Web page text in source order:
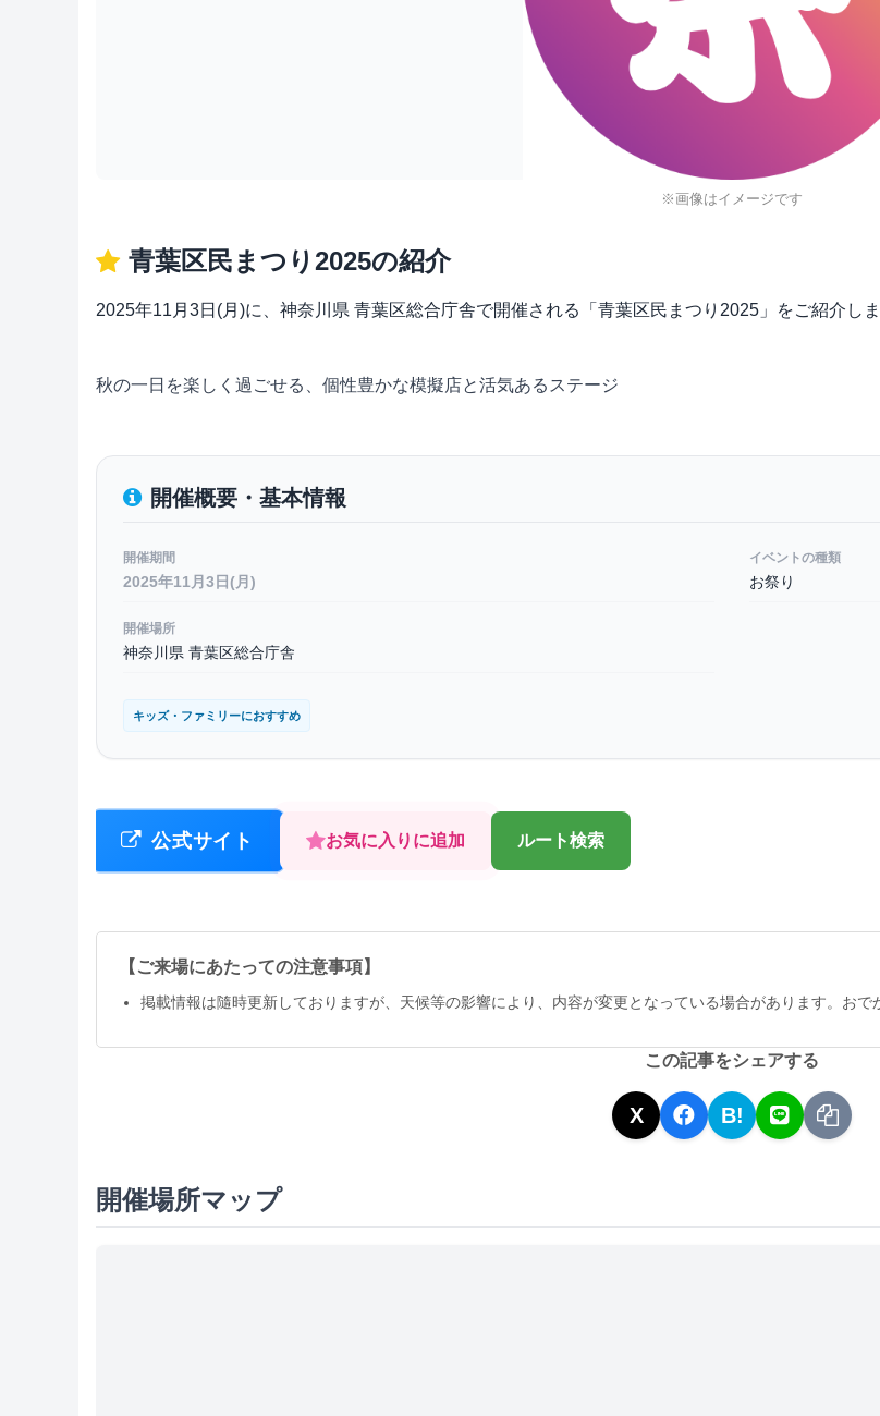
※画像はイメージです
青葉区民まつり2025の紹介
2025年11月3日(月)に、神奈川県 青葉区総合庁舎で開催される「青葉区民まつり2025」をご紹介しま
秋の一日を楽しく過ごせる、個性豊かな模擬店と活気あるステージ
開催概要・基本情報
開催期間
2025年11月3日(月)
イベントの種類
お祭り
開催場所
神奈川県 青葉区総合庁舎
キッズ・ファミリーにおすすめ
公式サイト お気に入りに追加 ルート検索
【ご来場にあたっての注意事項】
掲載情報は隨時更新しておりますが、天候等の影響により、内容が変更となっている場合があります。お
この記事をシェアする
X B!
開催場所マップ